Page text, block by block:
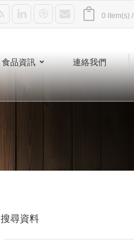
0 item(s) /
食品資訊 連絡我們
搜尋資料